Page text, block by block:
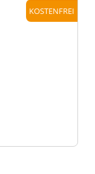
KOSTENFREI